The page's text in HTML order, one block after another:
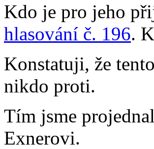
Kdo je pro jeho
hlasování č. 196.
Konstatuji, že
nikdo proti.
Tím jsme
Exnerovi.